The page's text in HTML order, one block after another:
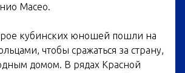
Масео.
кубинских юношей пошли на
чтобы сражаться за страну,
домом. В рядах Красной